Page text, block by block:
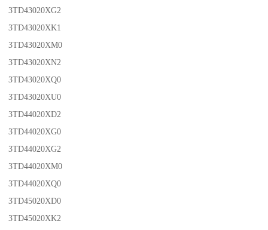
3TD43020XG2
3TD43020XK1
3TD43020XM0
3TD43020XN2
3TD43020XQ0
3TD43020XU0
3TD44020XD2
3TD44020XG0
3TD44020XG2
3TD44020XM0
3TD44020XQ0
3TD45020XD0
3TD45020XK2